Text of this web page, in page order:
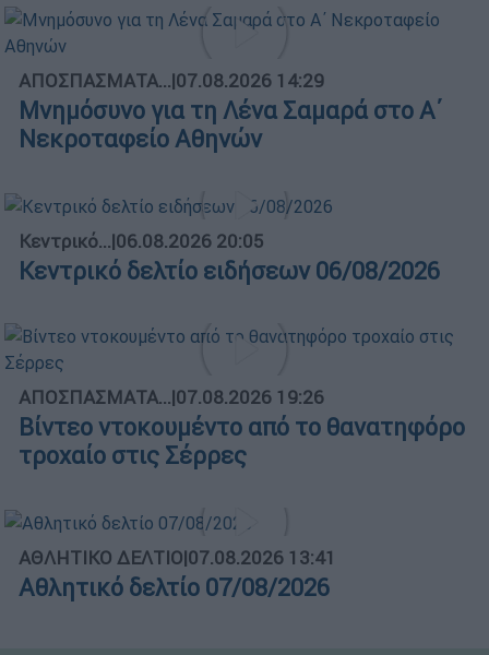
ΑΠΟΣΠΑΣΜΑΤΑ...|07.08.2026 14:29
Μνημόσυνο για τη Λένα Σαμαρά στο Α΄
Νεκροταφείο Αθηνών
Κεντρικό...|06.08.2026 20:05
Κεντρικό δελτίο ειδήσεων 06/08/2026
ΑΠΟΣΠΑΣΜΑΤΑ...|07.08.2026 19:26
Βίντεο ντοκουμέντο από το θανατηφόρο
τροχαίο στις Σέρρες
ΑΘΛΗΤΙΚΟ ΔΕΛΤΙΟ|07.08.2026 13:41
Αθλητικό δελτίο 07/08/2026